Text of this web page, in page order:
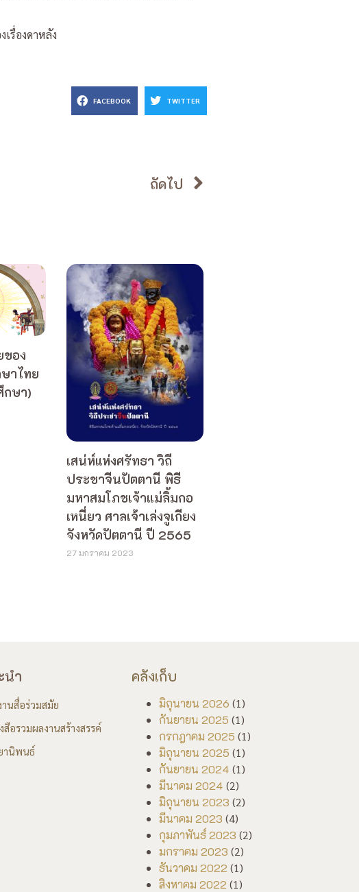
เรื่องดาหลัง
FACEBOOK TWITTER
ถัดไป
ของ
าไทย
ษา)
เสน่ห์แห่งศรัทธา วิถี
ประชาจีนปัตตานี พิธี
มหาสมโภชเจ้าแม่ลิ้มกอ
เหนี่ยว ศาลเจ้าเล่งจูเกียง
จังหวัดปัตตานี ปี 2565
27 มกราคม 2023
นำ
านสื่อร่วมสมัย
อรวมผลงานสร้างสรรค์
านิพนธ์
คลังเก็บ
มิถุนายน 2026 (1)
กันยายน 2025 (1)
กรกฎาคม 2025 (1)
มิถุนายน 2025 (1)
กันยายน 2024 (1)
มีนาคม 2024 (2)
มิถุนายน 2023 (2)
มีนาคม 2023 (4)
กุมภาพันธ์ 2023 (2)
มกราคม 2023 (2)
ธันวาคม 2022 (1)
สิงหาคม 2022 (1)